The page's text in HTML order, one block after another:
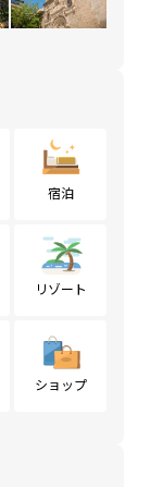
宿泊
リゾート
ショップ